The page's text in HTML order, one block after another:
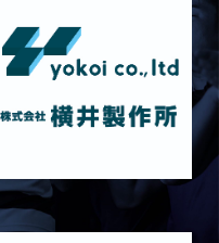
1 北村瞬太郎
名前を掲載／サポ